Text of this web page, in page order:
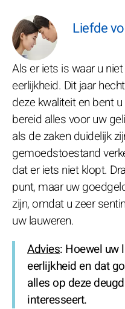
Liefde
Als er iets is waar u
eerlijkheid. Dit jaar
deze kwaliteit en bent
bereid alles voor uw
als de zaken duidelijk
gemoedstoestand
dat er iets niet klopt.
punt, maar uw
zijn, omdat u zeer
uw lauweren.
Advies: Hoewel uw
eerlijkheid en dat
alles op deze
interesseert.